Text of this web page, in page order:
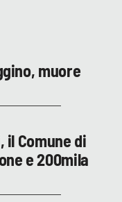
muore
il Comune di
e 200mila